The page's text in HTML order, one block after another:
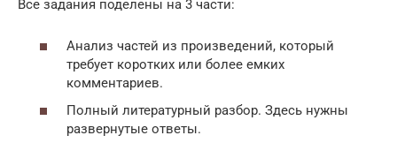
Все задания поделены на 3 части:
Анализ частей из произведений, который
требует коротких или более емких
комментариев.
Полный литературный разбор. Здесь нужны
развернутые ответы.